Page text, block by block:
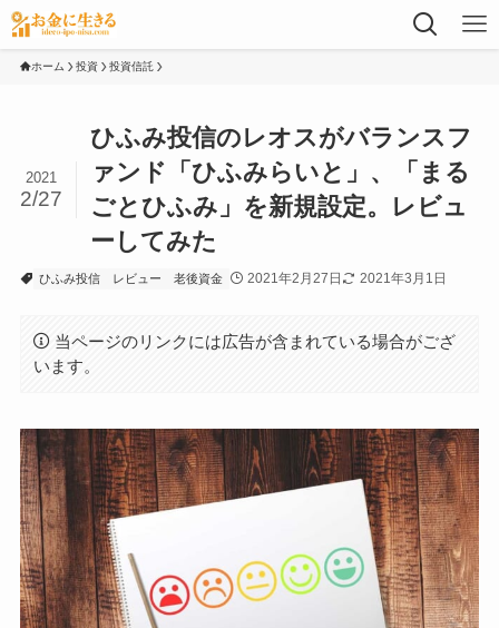
ホーム 投資 投資信託
ひふみ投信のレオスがバランスフ
ァンド「ひふみらいと」、「まる
ごとひふみ」を新規設定。レビュ
ーしてみた
2021
2/27
ひふみ投信 レビュー 老後資金 2021年2月27日 2021年3月1日
当ページのリンクには広告が含まれている場合がござ
います。